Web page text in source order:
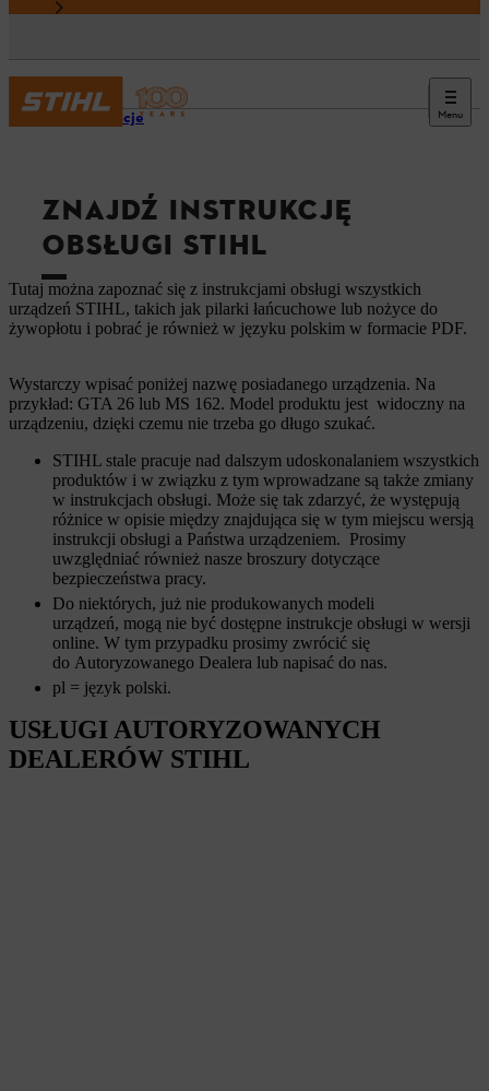
Menu
Informacje
ZNAJDŹ INSTRUKCJĘ
OBSŁUGI STIHL
Tutaj można zapoznać się z instrukcjami obsługi wszystkich
urządzeń STIHL, takich jak pilarki łańcuchowe lub nożyce do
żywopłotu i pobrać je również w języku polskim w formacie PDF.
Wystarczy wpisać poniżej nazwę posiadanego urządzenia. Na
przykład: GTA 26 lub MS 162. Model produktu jest widoczny na
urządzeniu, dzięki czemu nie trzeba go długo szukać.
STIHL stale pracuje nad dalszym udoskonalaniem wszystkich
produktów i w związku z tym wprowadzane są także zmiany
w instrukcjach obsługi. Może się tak zdarzyć, że występują
różnice w opisie między znajdująca się w tym miejscu wersją
instrukcji obsługi a Państwa urządzeniem. Prosimy
uwzględniać również nasze broszury dotyczące
bezpieczeństwa pracy.
Do niektórych, już nie produkowanych modeli
urządzeń, mogą nie być dostępne instrukcje obsługi w wersji
online. W tym przypadku prosimy zwrócić się
do Autoryzowanego Dealera lub napisać do nas.
pl = język polski.
USŁUGI AUTORYZOWANYCH
DEALERÓW STIHL